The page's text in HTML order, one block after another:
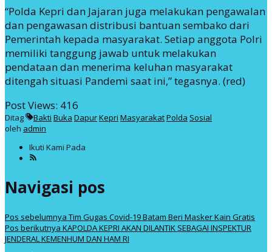
“Polda Kepri dan Jajaran juga melakukan pengawalan
dan pengawasan distribusi bantuan sembako dari
Pemerintah kepada masyarakat. Setiap anggota Polri
memiliki tanggung jawab untuk melakukan
pendataan dan menerima keluhan masyarakat
ditengah situasi Pandemi saat ini,” tegasnya. (red)
Post Views: 416
Ditag Bakti Buka DapurKepri MasyarakatPolda Sosial
oleh admin
Ikuti Kami Pada
Navigasi pos
Pos sebelumnya Tim Gugas Covid-19 Batam Beri Masker Kain Gratis
Pos berikutnya KAPOLDA KEPRI AKAN DILANTIK SEBAGAI INSPEKTUR
JENDERAL KEMENHUM DAN HAM RI